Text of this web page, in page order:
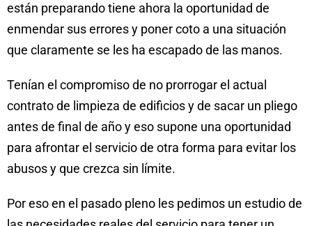
están preparando tiene ahora la oportunidad de
enmendar sus errores y poner coto a una situación
que claramente se les ha escapado de las manos.
Tenían el compromiso de no prorrogar el actual
contrato de limpieza de edificios y de sacar un pliego
antes de final de año y eso supone una oportunidad
para afrontar el servicio de otra forma para evitar los
abusos y que crezca sin límite.
Por eso en el pasado pleno les pedimos un estudio de